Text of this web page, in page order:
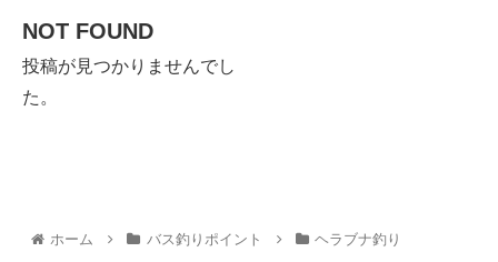
NOT FOUND
投稿が見つかりませんでし
た。
ホーム バス釣りポイント ヘラブナ釣り